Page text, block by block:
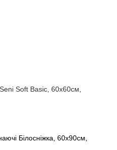
Seni Soft Basic, 60х60см,